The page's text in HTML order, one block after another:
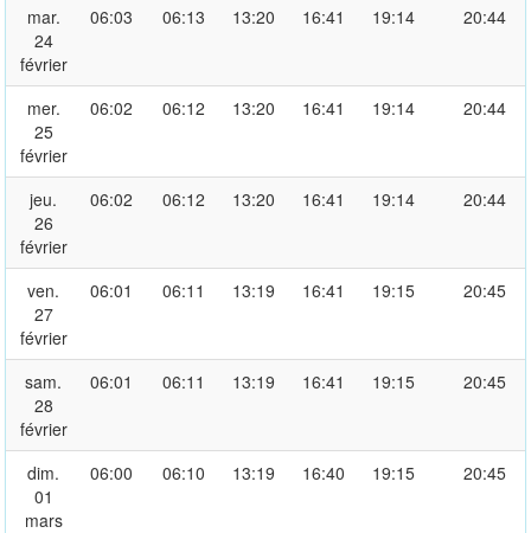
mar.
24
février
06:03 06:13 13:20 16:41 19:14 20:44
mer.
25
février
06:02 06:12 13:20 16:41 19:14 20:44
jeu.
26
février
06:02 06:12 13:20 16:41 19:14 20:44
ven.
27
février
06:01 06:11 13:19 16:41 19:15 20:45
sam.
28
février
06:01 06:11 13:19 16:41 19:15 20:45
dim.
01
mars
06:00 06:10 13:19 16:40 19:15 20:45